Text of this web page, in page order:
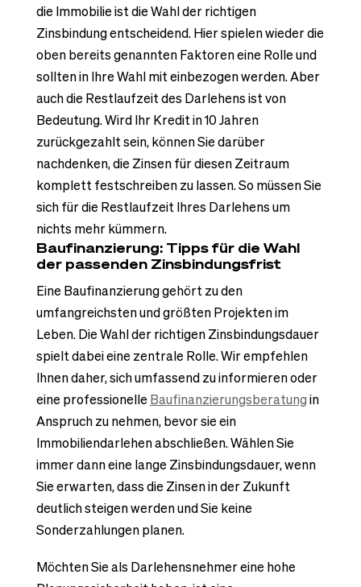
die Immobilie ist die Wahl der richtigen
Zinsbindung entscheidend. Hier spielen wieder die
oben bereits genannten Faktoren eine Rolle und
sollten in Ihre Wahl mit einbezogen werden. Aber
auch die Restlaufzeit des Darlehens ist von
Bedeutung. Wird Ihr Kredit in 10 Jahren
zurückgezahlt sein, können Sie darüber
nachdenken, die Zinsen für diesen Zeitraum
komplett festschreiben zu lassen. So müssen Sie
sich für die Restlaufzeit Ihres Darlehens um
nichts mehr kümmern.
Baufinanzierung: Tipps für die Wahl
der passenden Zinsbindungsfrist
Eine Baufinanzierung gehört zu den
umfangreichsten und größten Projekten im
Leben. Die Wahl der richtigen Zinsbindungsdauer
spielt dabei eine zentrale Rolle. Wir empfehlen
Ihnen daher, sich umfassend zu informieren oder
eine professionelle Baufinanzierungsberatungin
Anspruch zu nehmen, bevor sie ein
Immobiliendarlehen abschließen. Wählen Sie
immer dann eine lange Zinsbindungsdauer, wenn
Sie erwarten, dass die Zinsen in der Zukunft
deutlich steigen werden und Sie keine
Sonderzahlungen planen.
Möchten Sie als Darlehensnehmer eine hohe